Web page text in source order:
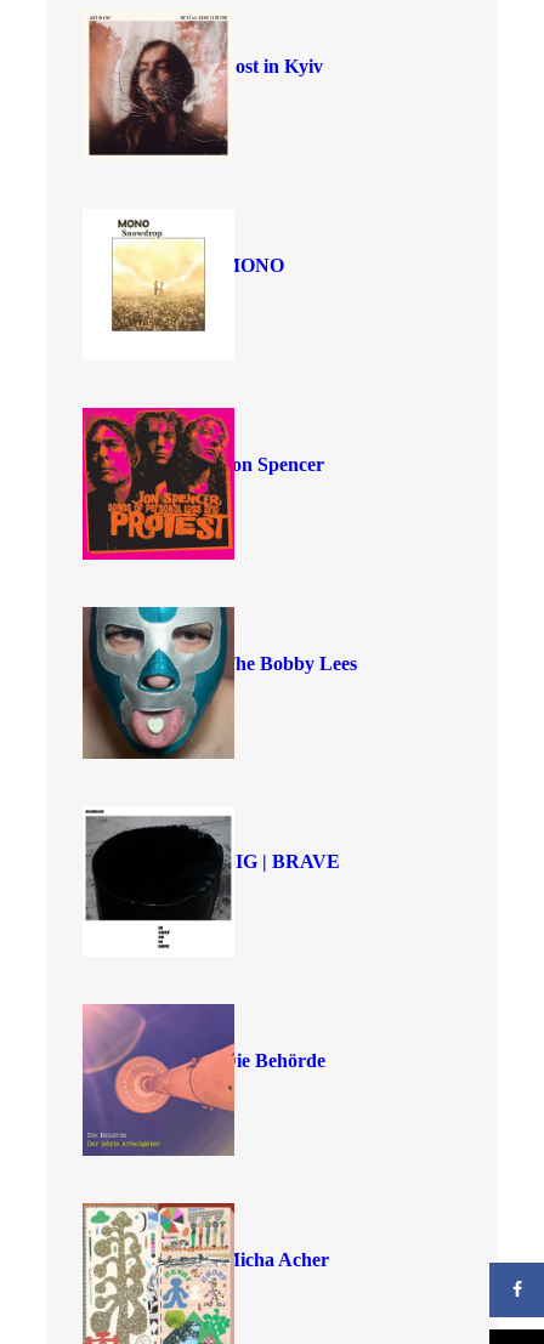
Lost in Kyiv
MONO
Jon Spencer
The Bobby Lees
BIG | BRAVE
Die Behörde
Micha Acher